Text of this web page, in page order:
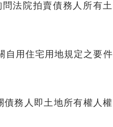
法院拍賣債務人所有土
自用住宅用地規定之要件
務人即土地所有權人權